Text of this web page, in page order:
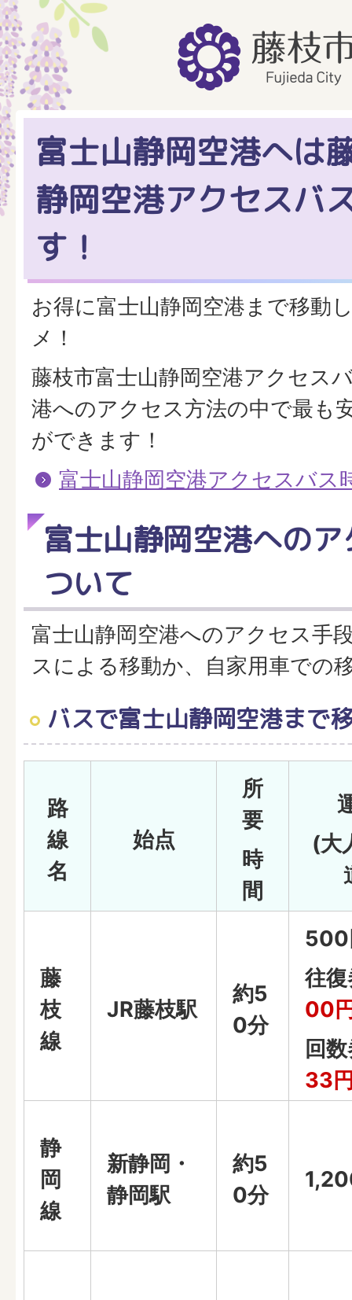
富士山静岡空港へは
静岡空港アクセスバ
す！
お得に富士山静岡空港まで移動
メ！
藤枝市富士山静岡空港アクセス
港へのアクセス方法の中で最も
ができます！
富士山静岡空港アクセスバス
富士山静岡空港への
ついて
富士山静岡空港へのアクセス手
スによる移動か、自家用車での
バスで富士山静岡空港まで
路
線
名
始点
所
要
時
間
(大
藤
枝
線
JR藤枝駅
約5
0分
500
往
00
回
33
静
岡
線
新静岡・
静岡駅
約5
0分